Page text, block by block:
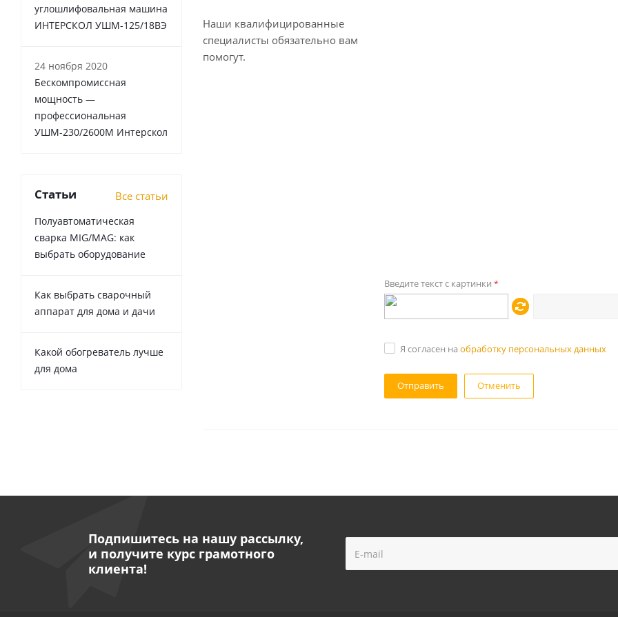
Наши квалифицированные
специалисты обязательно вам
помогут.
Введите текст с картинки *
Я согласен на обработку персональных данных
Отменить
углошлифовальная машина
ИНТЕРСКОЛ УШМ-125/18ВЭ
24 ноября 2020
Бескомпромиссная
мощность —
профессиональная
УШМ-230/2600М Интерскол
Статьи Все статьи
Полуавтоматическая
сварка MIG/MAG: как
выбрать оборудование
Как выбрать сварочный
аппарат для дома и дачи
Какой обогреватель лучше
для дома
Подпишитесь на нашу рассылку,
и получите курс грамотного
клиента!